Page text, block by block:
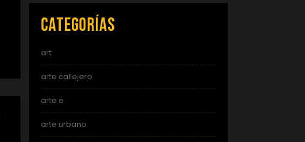
Categorías
art
arte callejero
arte e
arte urbano